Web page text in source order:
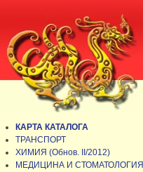
КАРТА КАТАЛОГА
ТРАНСПОРТ
ХИМИЯ (Обнов. II/2012)
МЕДИЦИНА И СТОМАТОЛОГИЯ